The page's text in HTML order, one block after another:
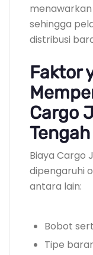
sehingga
distribusi
Faktor
Cargo
Tengah
Biaya Cargo
dipengaruhi
antara lain:
Bobot
Tipe